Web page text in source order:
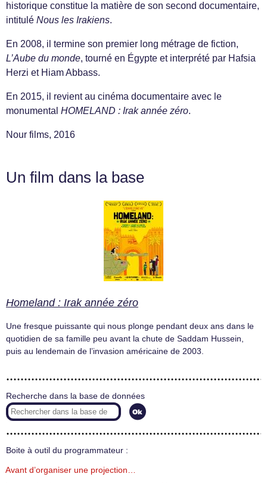
historique constitue la matière de son second documentaire,
intitulé Nous les Irakiens.
En 2008, il termine son premier long métrage de fiction,
L’Aube du monde, tourné en Égypte et interprété par Hafsia
Herzi et Hiam Abbass.
En 2015, il revient au cinéma documentaire avec le
monumental HOMELAND : Irak année zéro.
Nour films, 2016
Un film dans la base
Homeland : Irak année zéro
Une fresque puissante qui nous plonge pendant deux ans dans le
quotidien de sa famille peu avant la chute de Saddam Hussein,
puis au lendemain de l’invasion américaine de 2003.
Recherche dans la base de données
Boite à outil du programmateur :
Avant d’organiser une projection…